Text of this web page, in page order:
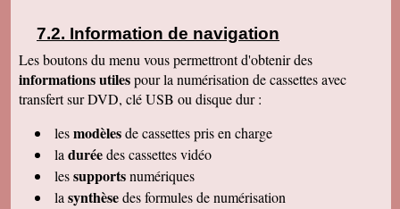
Information de navigation
Les boutons du menu vous permettront d'obtenir des
informations utilespour la numérisation de cassettes avec
transfert sur DVD, clé USB ou disque dur :
lesmodèlesde cassettes pris en charge
la duréedes cassettes vidéo
lessupportsnumériques
la synthèsedes formules de numérisation